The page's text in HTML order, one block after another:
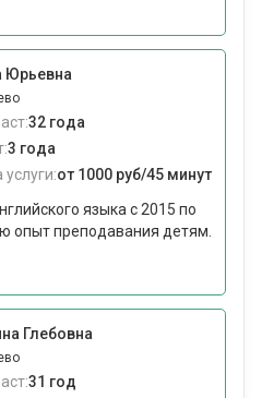
Юрьевна
32 года
3 года
услуги:от 1000 руб/45 минут
языка с 2015 по
опыт преподавания детям.
Глебовна
31 год